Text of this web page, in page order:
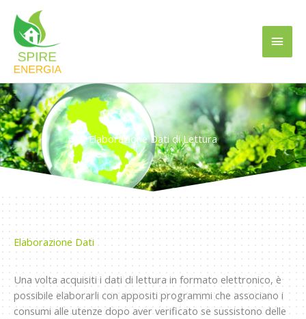
contenuto
Elaborazione Dati di Lettura
Elaborazione Dati
Una volta acquisiti i dati di lettura in formato elettronico, è
possibile elaborarli con appositi programmi che associano i
consumi alle utenze dopo aver verificato se sussistono delle